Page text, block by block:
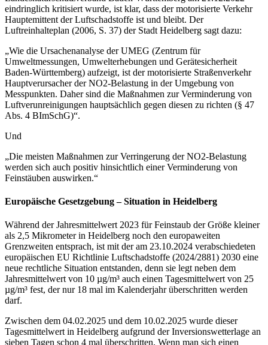
eindringlich kritisiert wurde, ist klar, dass der motorisierte Verkehr
Hauptemittent der Luftschadstoffe ist und bleibt. Der
Luftreinhalteplan (2006, S. 37) der Stadt Heidelberg sagt dazu:
„Wie die Ursachenanalyse der UMEG (Zentrum für
Umweltmessungen, Umwelterhebungen und Gerätesicherheit
Baden-Württemberg) aufzeigt, ist der motorisierte Straßenverkehr
Hauptverursacher der NO2-Belastung in der Umgebung von
Messpunkten. Daher sind die Maßnahmen zur Verminderung von
Luftverunreinigungen hauptsächlich gegen diesen zu richten (§ 47
Abs. 4 BImSchG)“.
Und
„Die meisten Maßnahmen zur Verringerung der NO2-Belastung
werden sich auch positiv hinsichtlich einer Verminderung von
Feinstäuben auswirken.“
Europäische Gesetzgebung – Situation in Heidelberg
Während der Jahresmittelwert 2023 für Feinstaub der Größe kleiner
als 2,5 Mikrometer in Heidelberg noch den europaweiten
Grenzweiten entsprach, ist mit der am 23.10.2024 verabschiedeten
europäischen EU Richtlinie Luftschadstoffe (2024/2881) 2030 eine
neue rechtliche Situation entstanden, denn sie legt neben dem
Jahresmittelwert von 10 µg/m³ auch einen Tagesmittelwert von 25
µg/m³ fest, der nur 18 mal im Kalenderjahr überschritten werden
darf.
Zwischen dem 04.02.2025 und dem 10.02.2025 wurde dieser
Tagesmittelwert in Heidelberg aufgrund der Inversionswetterlage an
sieben Tagen schon 4 mal überschritten. Wenn man sich einen